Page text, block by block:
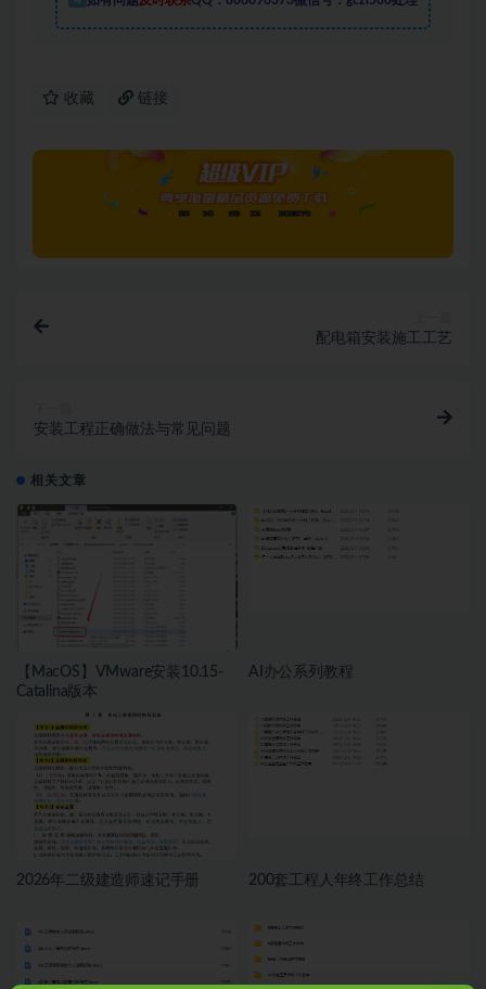
收藏 链接
配电箱安装施工工艺
安装工程正确做法与常见问题
相关文章
【MacOS】VMware安装10.15-
Catalina版本
AI办公系列教程
2026年二级建造师速记手册 200套工程人年终工作总结